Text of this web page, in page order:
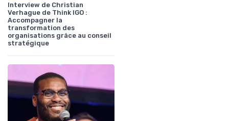
Interview de Christian
Verhague de Think IGO :
Accompagner la
transformation des
organisations grâce au conseil
stratégique